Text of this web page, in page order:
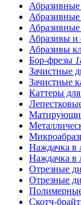
Абразивные
Абразивы и
Абразивы
Бор-фрезы
Зачистные
Зачистные
Каттеры
Наждачка в
Наждачка в
Отрезные
Отрезные
Скотч-